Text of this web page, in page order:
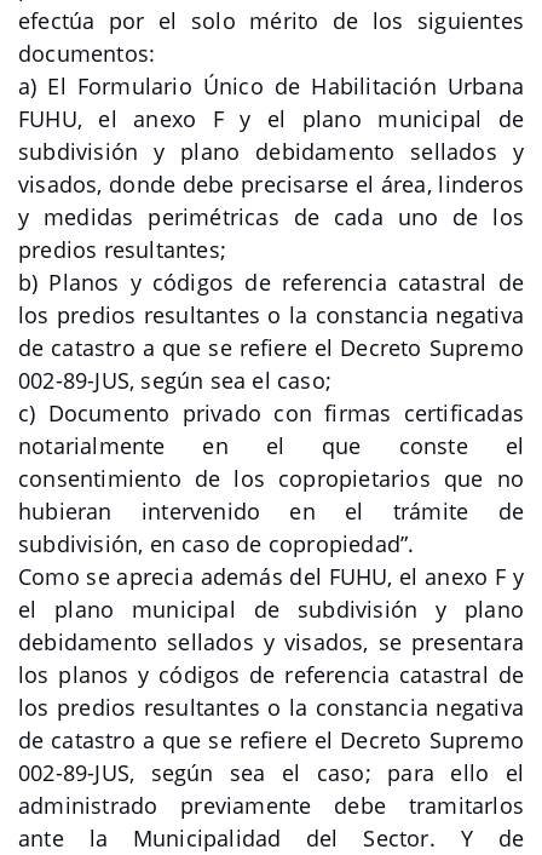
efectúa por el solo mérito de los siguientes
documentos:
a) El Formulario Único de Habilitación Urbana
FUHU, el anexo F y el plano municipal de
subdivisión y plano debidamento sellados y
visados, donde debe precisarse el área, linderos
y medidas perimétricas de cada uno de los
predios resultantes;
b) Planos y códigos de referencia catastral de
los predios resultantes o la constancia negativa
de catastro a que se refiere el Decreto Supremo
002-89-JUS, según sea el caso;
c) Documento privado con firmas certificadas
notarialmente en el que conste el
consentimiento de los copropietarios que no
hubieran intervenido en el trámite de
subdivisión, en caso de copropiedad”.
Como se aprecia además del FUHU, el anexo F y
el plano municipal de subdivisión y plano
debidamento sellados y visados, se presentara
los planos y códigos de referencia catastral de
los predios resultantes o la constancia negativa
de catastro a que se refiere el Decreto Supremo
002-89-JUS, según sea el caso; para ello el
administrado previamente debe tramitarlos
ante la Municipalidad del Sector. Y de